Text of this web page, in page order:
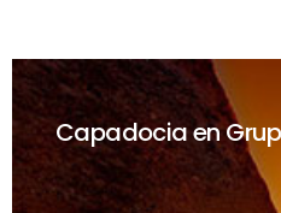
Capadocia en